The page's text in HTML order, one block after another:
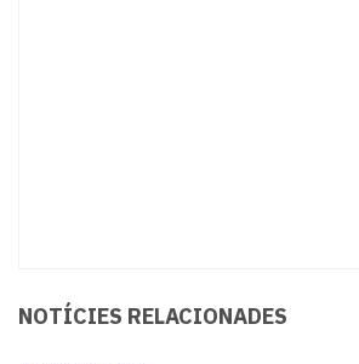
NOTÍCIES RELACIONADES